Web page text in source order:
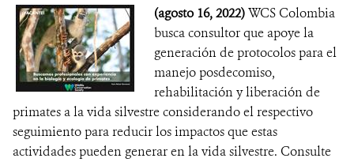
(agosto 16, 2022)WCS Colombia
busca consultor que apoye la
generación de protocolos para el
manejo posdecomiso,
rehabilitación y liberación de
primates a la vida silvestre considerando el respectivo
seguimiento para reducir los impactos que estas
actividades pueden generar en la vida silvestre. Consulte